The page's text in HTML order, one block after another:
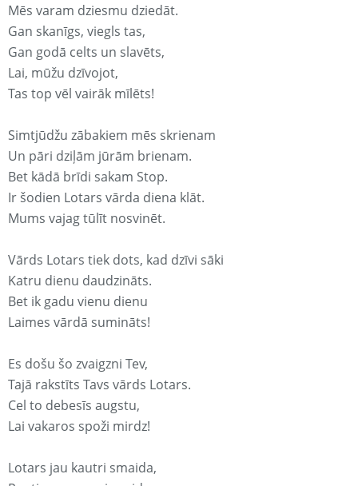
Mēs varam dziesmu dziedāt.
Gan skanīgs, viegls tas,
Gan godā celts un slavēts,
Lai, mūžu dzīvojot,
Tas top vēl vairāk mīlēts!
Simtjūdžu zābakiem mēs skrienam
Un pāri dziļām jūrām brienam.
Bet kādā brīdi sakam Stop.
Ir šodien Lotars vārda diena klāt.
Mums vajag tūlīt nosvinēt.
Vārds Lotars tiek dots, kad dzīvi sāki
Katru dienu daudzināts.
Bet ik gadu vienu dienu
Laimes vārdā sumināts!
Es došu šo zvaigzni Tev,
Tajā rakstīts Tavs vārds Lotars.
Cel to debesīs augstu,
Lai vakaros spoži mirdz!
Lotars jau kautri smaida,